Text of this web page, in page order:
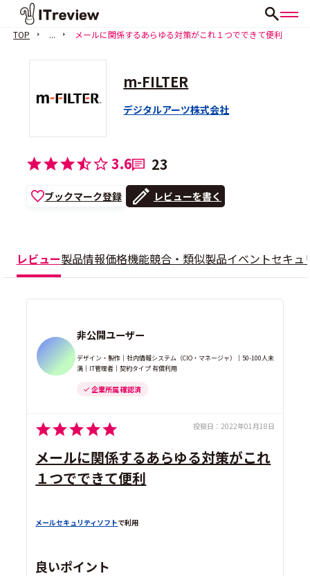
TOP ... メールに関係するあらゆる対策がこれ１つでできて便利
m-FILTER
デジタルアーツ株式会社
3.6 23
ブックマーク登録 レビューを書く
レビュー製品情報価格機能競合・類似製品イベントセキュ
非公開ユーザー
デザイン・製作｜社内情報システム（CIO・マネージャ）｜50-100人未
満｜IT管理者｜契約タイプ 有償利用
企業所属 確認済
投稿日： 2022年01月18日
メールに関係するあらゆる対策がこれ
１つでできて便利
メールセキュリティソフトで利用
良いポイント